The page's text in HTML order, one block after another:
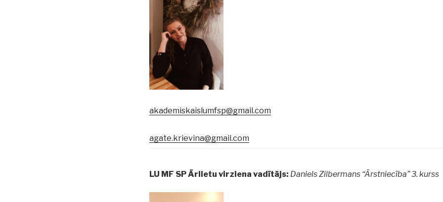
akademiskaislumfsp@gmail.com
agate.krievina@gmail.com
LU MF SP Ārlietu virziena vadītājs: Daniels Zilbermans “Ārstniecība” 3. kurss